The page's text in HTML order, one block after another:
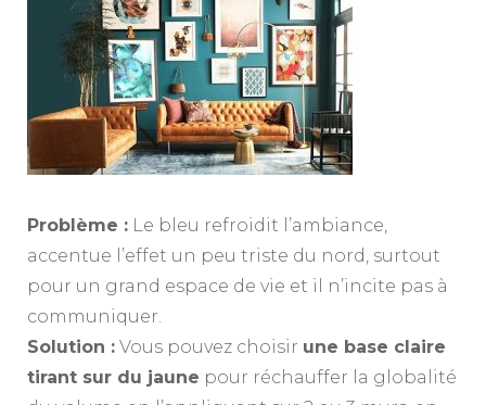
Problème : Le bleu refroidit l’ambiance,
accentue l’effet un peu triste du nord, surtout
pour un grand espace de vie et il n’incite pas à
communiquer.
Solution : Vous pouvez choisir une base claire
tirant sur du jaune pour réchauffer la globalité